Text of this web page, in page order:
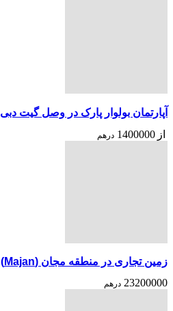
آپارتمان بولوار پارک در وصل گیت دبی
از 1400000 درهم
زمین تجاری در منطقه مجان (Majan)
23200000 درهم